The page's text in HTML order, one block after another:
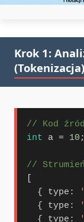
Krok 1:
(Tokenizacja)
// Kod
int a = 10 ;
//
  { type:
  { type:
  { type: